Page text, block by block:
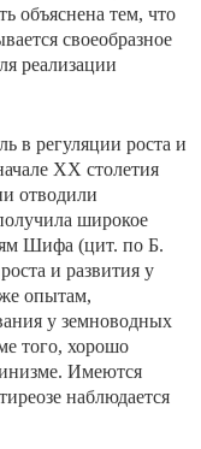
объяснена тем, что
своеобразное
реализации
в регуляции роста и
XX столетия
от­водили
широкое
Шифа (цит. по Б.
и развития у
опытам,
у земноводных
того, хорошо
Имеются
наблюдается